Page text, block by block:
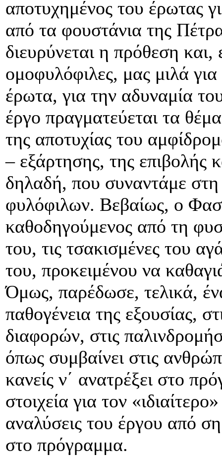
αποτυχημένος του έρωτας
από τα φουστάνια της
διευρύνεται η πρόθεση και,
ομοφυλόφιλες, μας μιλά
έρωτα, για την αδυναμία
έργο πραγματεύεται τα
της αποτυχίας του
– εξάρτησης, της επιβολής
δηλαδή, που συναντάμε
φυλόφιλων. Βεβαίως, ο
καθοδηγούμενος από τη
του, τις τσακισμένες του
του, προκειμένου να
Όμως, παρέδωσε, τελικά,
παθογένεια της εξουσίας,
διαφορών, στις
όπως συμβαίνει στις
κανείς ν΄ ανατρέξει στο
στοιχεία για τον
αναλύσεις του έργου από
στο πρόγραμμα.